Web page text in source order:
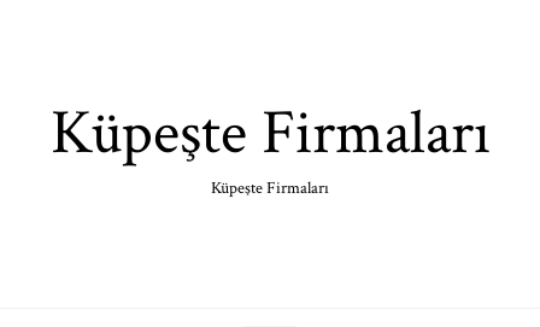
Küpeşte Firmaları
Küpeşte Firmaları